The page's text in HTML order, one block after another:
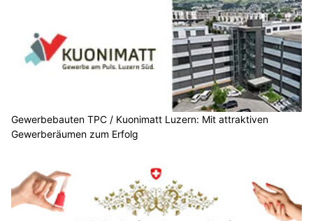
Gewerbebauten TPC / Kuonimatt Luzern: Mit attraktiven
Gewerberäumen zum Erfolg